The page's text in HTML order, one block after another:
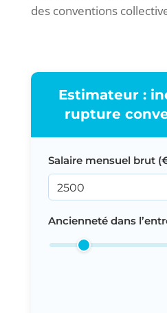
des conventions
Estimateur :
rupture
Salaire mensuel brut
Ancienneté dans